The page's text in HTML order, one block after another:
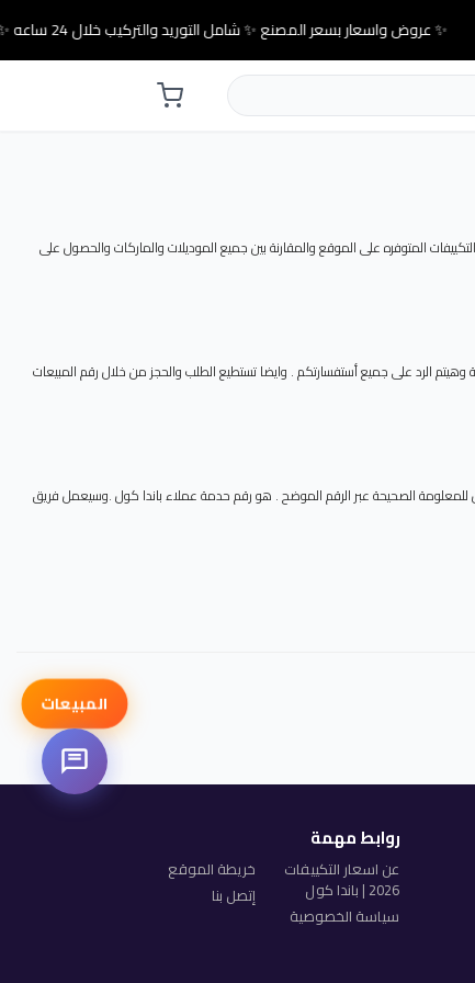
✨ عروض واسعار بسعر المصنع ✨ شامل التوريد والتركيب خلال 24 ساعه ✨
المتوفره على الموقع والمقارنة بين جميع الموديلات والماركات والحصول على
الرد على جميع أستفسارتكم . وايضا تستطيع الطلب والحجز من خلال رقم المبيعات
للمعلومة الصحيحة عبر الرقم الموضح . هو رقم حدمة عملاء باندا كول .وسيعمل فريق
روابط مهمة
عن اسعار التكييفات
2026 | باندا كول
سياسة الخصوصية
خريطة الموقع
إتصل بنا
المبيعات